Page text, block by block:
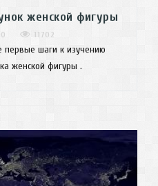
женской фигуры
11702
первые шаги к изучению
женской фигуры .